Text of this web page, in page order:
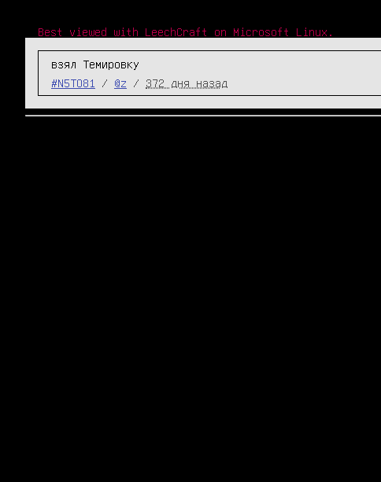
Best viewed with LeechCraft on Microsoft Linux.
взял Темировку
#N5TO81
/ @z / 372 дня назад